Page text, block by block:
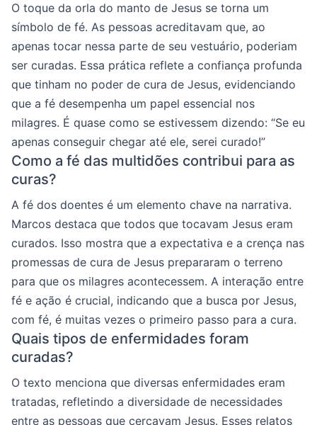
O toque da orla do manto de Jesus se torna um
símbolo de fé. As pessoas acreditavam que, ao
apenas tocar nessa parte de seu vestuário, poderiam
ser curadas. Essa prática reflete a confiança profunda
que tinham no poder de cura de Jesus, evidenciando
que a fé desempenha um papel essencial nos
milagres. É quase como se estivessem dizendo: “Se eu
apenas conseguir chegar até ele, serei curado!”
Como a fé das multidões contribui para as
curas?
A fé dos doentes é um elemento chave na narrativa.
Marcos destaca que todos que tocavam Jesus eram
curados. Isso mostra que a expectativa e a crença nas
promessas de cura de Jesus prepararam o terreno
para que os milagres acontecessem. A interação entre
fé e ação é crucial, indicando que a busca por Jesus,
com fé, é muitas vezes o primeiro passo para a cura.
Quais tipos de enfermidades foram
curadas?
O texto menciona que diversas enfermidades eram
tratadas, refletindo a diversidade de necessidades
entre as pessoas que cercavam Jesus. Esses relatos